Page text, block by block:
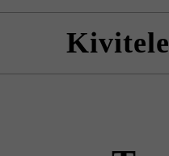
ügyelni kell az árnyékolás